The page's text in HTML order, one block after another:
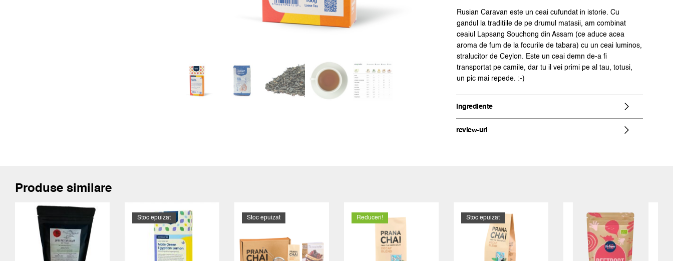
Rusian Caravan este un ceai cufundat in istorie. Cu
gandul la traditiile de pe drumul matasii, am combinat
ceaiul Lapsang Souchong din Assam (ce aduce acea
aroma de fum de la focurile de tabara) cu un ceai luminos,
stralucitor de Ceylon. Este un ceai demn de-a fi
transportat pe camile, dar tu il vei primi pe al tau, totusi,
un pic mai repede. :-)
ingrediente
review-uri
Produse similare
Stoc epuizat Stoc epuizat Reduceri! Stoc epuizat